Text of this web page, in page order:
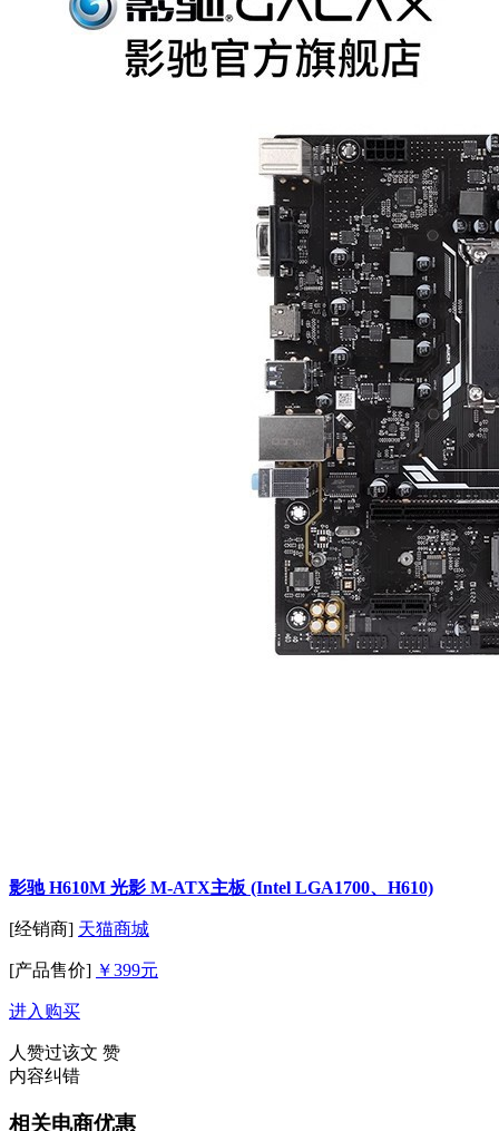
影驰 H610M 光影 M-ATX主板 (Intel LGA1700、H610)
[经销商] 天猫商城
[产品售价] ￥399元
进入购买
人赞过该文 赞
内容纠错
相关电商优惠